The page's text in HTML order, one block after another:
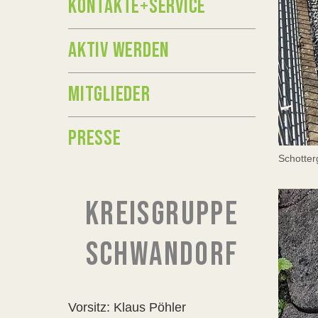
KONTAKTE+SERVICE
AKTIV WERDEN
MITGLIEDER
PRESSE
KREISGRUPPE
SCHWANDORF
Vorsitz: Klaus Pöhler